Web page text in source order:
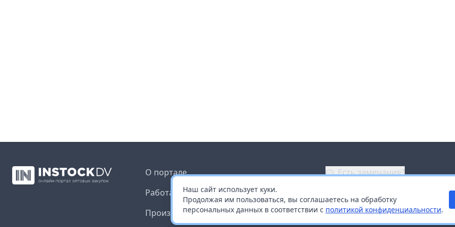
Наш сайт использует куки.
Продолжая им пользоваться, вы соглашаетесь на обработку
персональных данных в соответствии с политикой конфиденциальности.
О портале
Работа с платформой
Производителям и дистрибьюторам
Есть замечания?
Заказать звонок